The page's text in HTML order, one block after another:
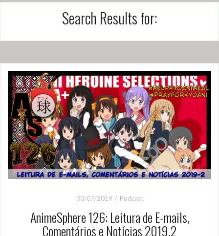
Search Results for:
30/07/2019 Podcast
AnimeSphere 126: Leitura de E-mails,
Comentários e Notícias 2019.2